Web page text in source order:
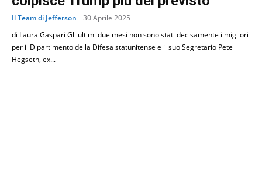
Il Team di Jefferson
30 Aprile 2025
di Laura Gaspari Gli ultimi due mesi non sono stati decisamente i migliori
per il Dipartimento della Difesa statunitense e il suo Segretario Pete
Hegseth, ex...